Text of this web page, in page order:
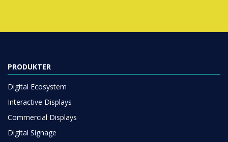
PRODUKTER
Digital Ecosystem
Interactive Displays
Commercial Displays
Digital Signage